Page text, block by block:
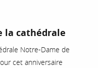
la cathédrale
Notre-Dame de
cet anniversaire